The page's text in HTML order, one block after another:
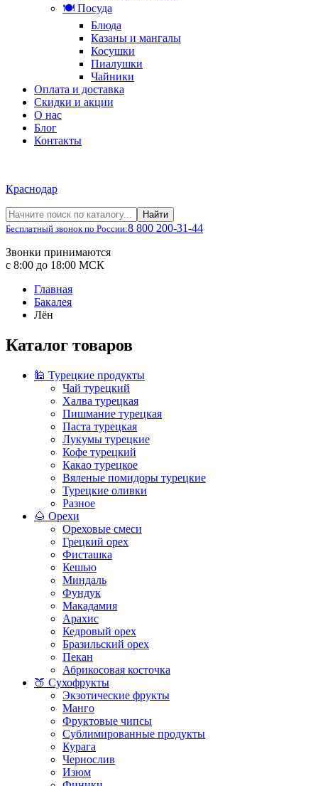
🍽️ Посуда
Блюда
Казаны и мангалы
Косушки
Пиалушки
Чайники
Оплата и доставка
Скидки и акции
О нас
Блог
Контакты
Краснодар
Найти
Бесплатный звонок по России:8 800 200-31-44
Звонки принимаются
с 8:00 до 18:00 МСК
Главная
Бакалея
Лён
Каталог товаров
🕌 Турецкие продукты
Чай турецкий
Халва турецкая
Пишмание турецкая
Паста турецкая
Лукумы турецкие
Кофе турецкий
Какао турецкое
Вяленые помидоры турецкие
Турецкие оливки
Разное
🌰 Орехи
Ореховые смеси
Грецкий орех
Фисташка
Кешью
Миндаль
Фундук
Макадамия
Арахис
Кедровый орех
Бразильский орех
Пекан
Абрикосовая косточка
🍑 Сухофрукты
Экзотические фрукты
Манго
Фруктовые чипсы
Сублимированные продукты
Курага
Чернослив
Изюм